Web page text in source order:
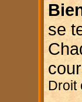
se
Droit